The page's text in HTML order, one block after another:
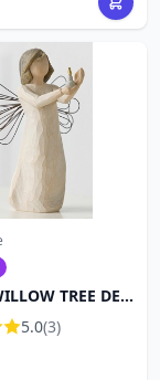
TREE DE
5.0(3)